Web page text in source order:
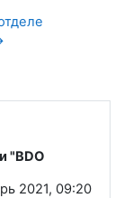
"BDO
2021, 09:20